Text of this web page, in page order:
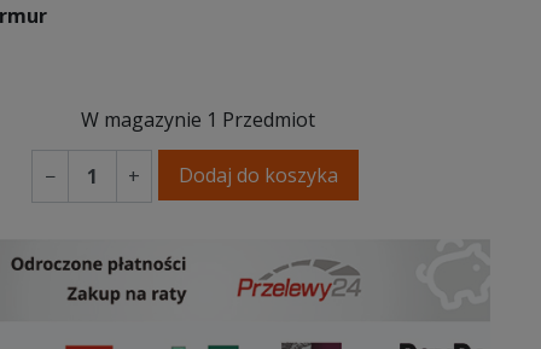
W magazynie 1 Przedmiot
− + Dodaj do koszyka